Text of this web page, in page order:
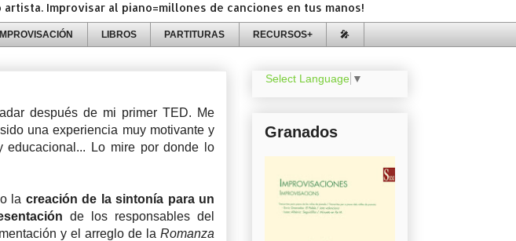
artista. Improvisar al piano=millones de canciones en tus manos!
IMPROVISACIÓN LIBROS PARTITURAS RECURSOS+ 🎤
después de mi primer TED. Me
una experiencia muy motivante y
educacional... Lo mire por donde lo
la creación de la sintonía para un
de los responsables del
y el arreglo de la Romanza
Select Language ▼
Granados